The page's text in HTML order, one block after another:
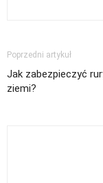
Poprzedni artykuł
Jak zabezpieczyć
ziemi?